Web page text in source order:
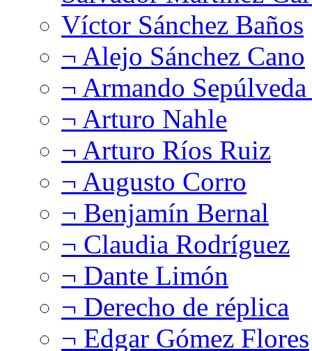
Víctor Sánchez Baños
¬ Alejo Sánchez Cano
¬ Armando
¬ Arturo Nahle
¬ Arturo Ríos Ruiz
¬ Augusto Corro
¬ Benjamín Bernal
¬ Claudia Rodríguez
¬ Dante Limón
¬ Derecho de réplica
¬ Edgar Gómez Flores